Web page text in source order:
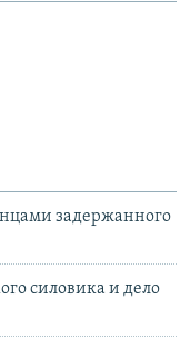
задержанного
силовика и дело